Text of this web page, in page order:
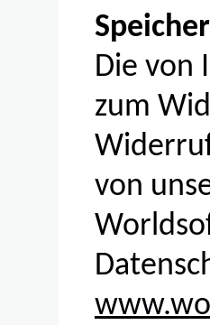
Die von
zum
von